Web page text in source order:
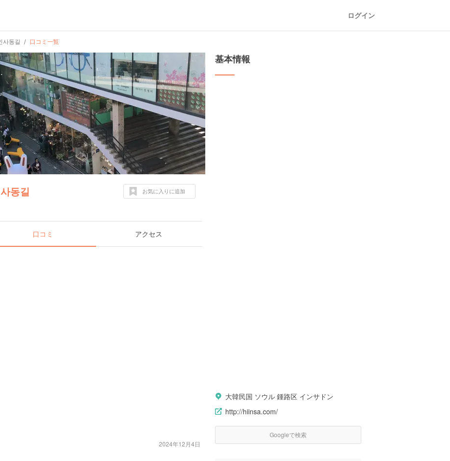
ログイン
사동길 口コミ一覧
동길 お気に入りに追加
口コミ アクセス
2024年12月4日
基本情報
大韓民国 ソウル 鍾路区 インサドン
http://hiinsa.com/
Googleで検索